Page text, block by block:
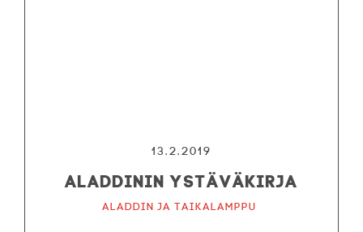
13.2.2019
Aladdinin ystäväkirja
Aladdin ja taikalamppu